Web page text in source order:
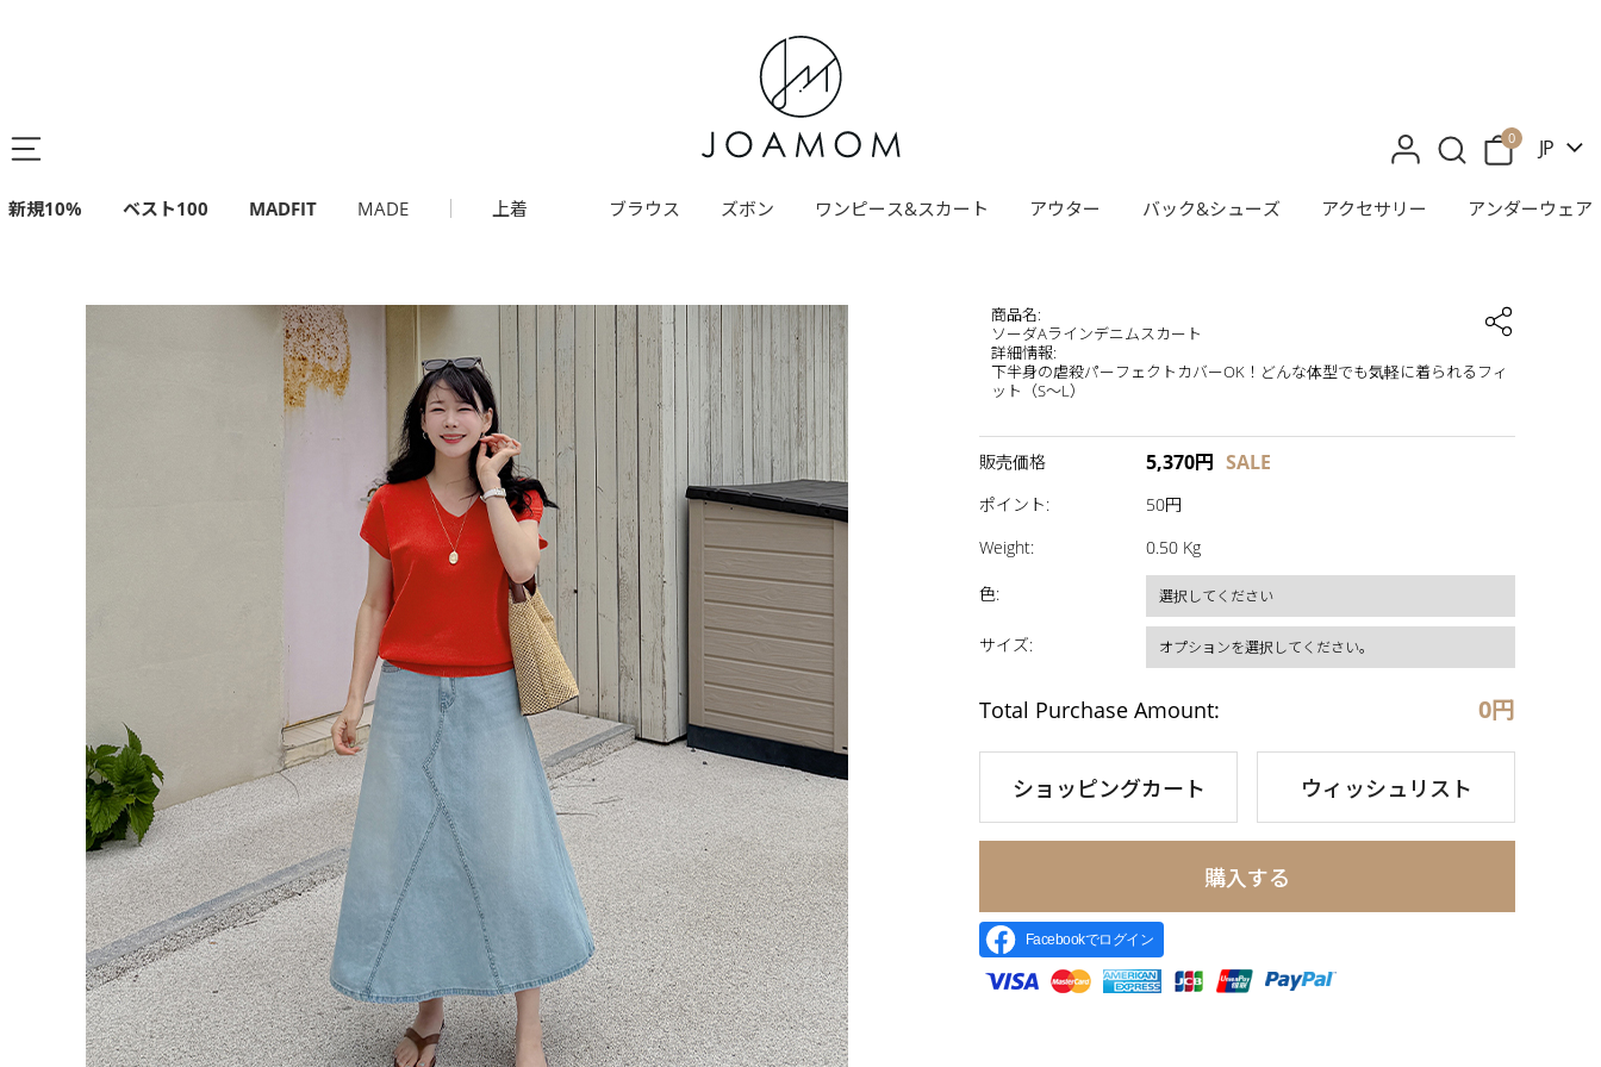
0 JP
新規10% ベスト100 MADFIT MADE 上着 ブラウス ズボン ワンピース&スカート アウター バック&シューズ アクセサリー アンダーウェア
商品名:
ソーダAラインデニムスカート
詳細情報:
下半身の虐殺パーフェクトカバーOK！どんな体型でも気軽に着られるフィ
ット（S～L）
販売価格 5,370円 SALE
ポイント:
50円
Weight: 0.50 Kg
色:
サイズ:
Total Purchase Amount: 0円
ショッピングカート ウィッシュリスト
購入する
Facebookでログイン